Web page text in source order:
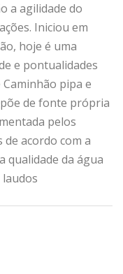
a agilidade do
Iniciou em
hoje é uma
e pontualidades
pipa e
de fonte própria
pelos
acordo com a
qualidade da água